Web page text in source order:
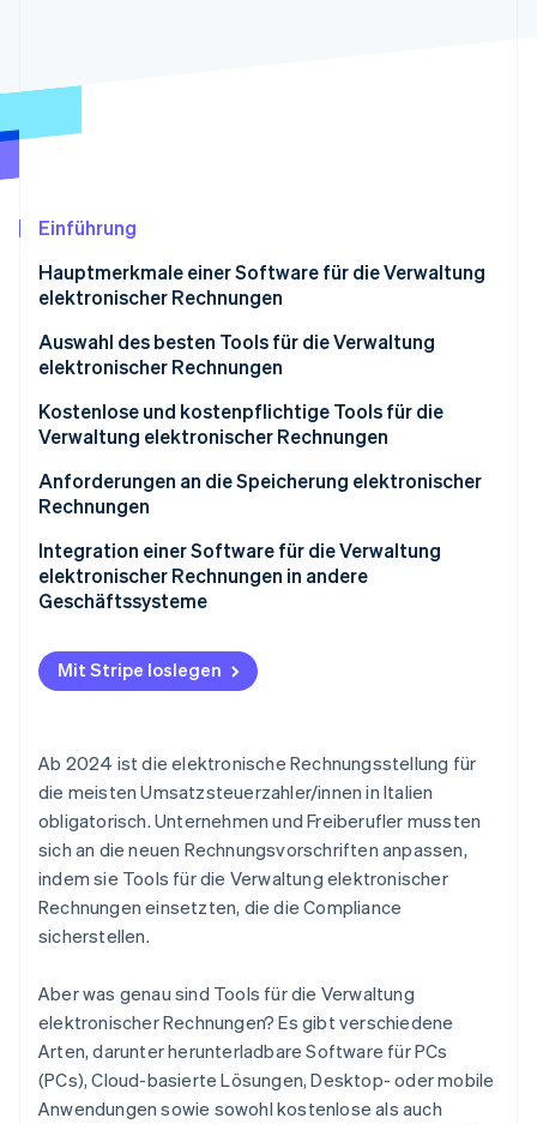
Erfahren Sie, wie Stripe Lösungen für die
Jetzt ansehen
Einführung
Hauptmerkmale einer Software für die Verwaltung
elektronischer Rechnungen
Auswahl des besten Tools für die Verwaltung
elektronischer Rechnungen
Kostenlose und kostenpflichtige Tools für die
Verwaltung elektronischer Rechnungen
Anforderungen an die Speicherung elektronischer
Rechnungen
Integration einer Software für die Verwaltung
elektronischer Rechnungen in andere
Geschäftssysteme
Mit Stripe loslegen
Ab 2024 ist die elektronische Rechnungsstellung für
die meisten Umsatzsteuerzahler/innen in Italien
obligatorisch. Unternehmen und Freiberufler mussten
sich an die neuen Rechnungsvorschriften anpassen,
indem sie Tools für die Verwaltung elektronischer
Rechnungen einsetzten, die die Compliance
sicherstellen.
Aber was genau sind Tools für die Verwaltung
elektronischer Rechnungen? Es gibt verschiedene
Arten, darunter herunterladbare Software für PCs
(PCs), Cloud-basierte Lösungen, Desktop- oder mobile
Anwendungen sowie sowohl kostenlose als auch